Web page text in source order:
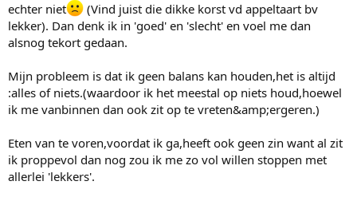
echter niet
(Vind juist die dikke korst vd appeltaart bv
lekker). Dan denk ik in 'goed' en 'slecht' en voel me dan
alsnog tekort gedaan.
Mijn probleem is dat ik geen balans kan houden,het is altijd
:alles of niets.(waardoor ik het meestal op niets houd,hoewel
ik me vanbinnen dan ook zit op te vreten&amp;ergeren.)
Eten van te voren,voordat ik ga,heeft ook geen zin want al zit
ik proppevol dan nog zou ik me zo vol willen stoppen met
allerlei 'lekkers'.